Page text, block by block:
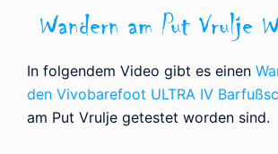
Wandern am Put Vrulje
In folgendem Video gibt es einen
den Vivobarefoot ULTRA IV
am Put Vrulje getestet worden sind.